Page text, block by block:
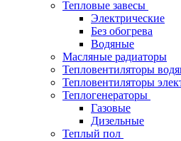
Тепловые завесы
Электрические
Без обогрева
Водяные
Масляные радиаторы
Тепловентиляторы
Тепловентиляторы
Теплогенераторы
Газовые
Дизельные
Теплый пол